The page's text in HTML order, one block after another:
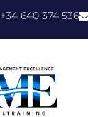
+34 640 374 536